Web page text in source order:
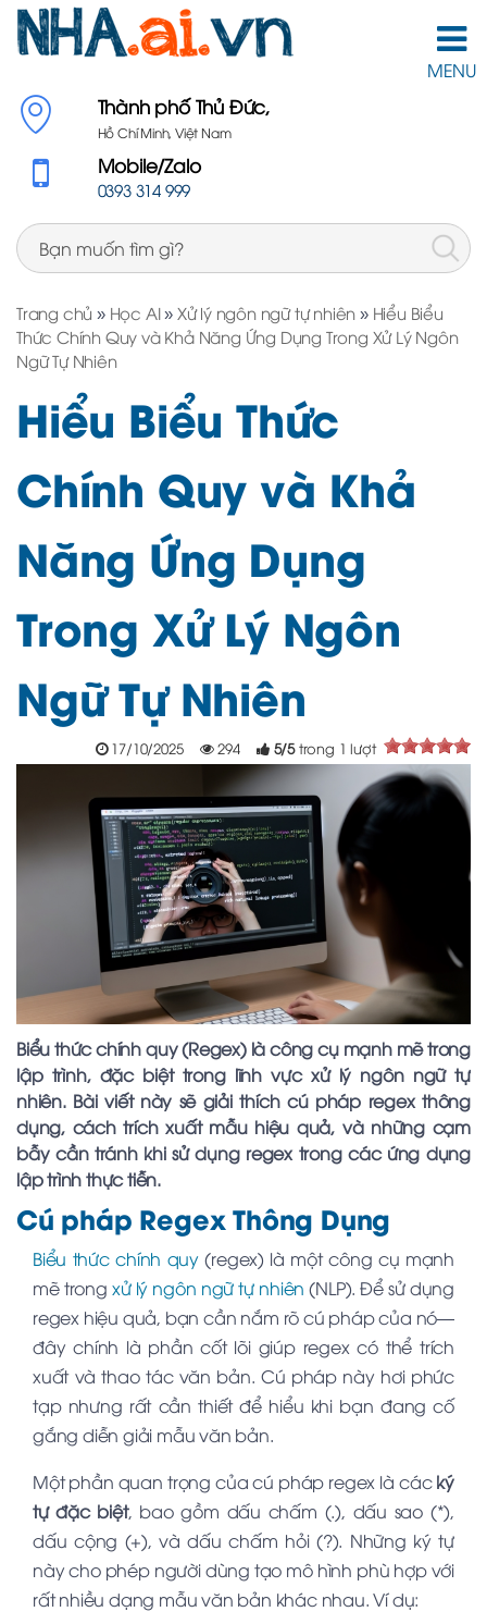
MENU
Thành phố Thủ Đức,
Hồ Chí Minh, Việt Nam
Mobile/Zalo
0393 314 999
Trang chủ » Học AI» Xử lý ngôn ngữ tự nhiên » Hiểu Biểu
Thức Chính Quy và Khả Năng Ứng Dụng Trong Xử Lý Ngôn
Ngữ Tự Nhiên
Hiểu Biểu Thức
Chính Quy và Khả
Năng Ứng Dụng
Trong Xử Lý Ngôn
Ngữ Tự Nhiên
17/10/2025 294 5/5 trong 1 lượt
Biểu thức chính quy (Regex) là công cụ mạnh mẽ trong
lập trình, đặc biệt trong lĩnh vực xử lý ngôn ngữ tự
nhiên. Bài viết này sẽ giải thích cú pháp regex thông
dụng, cách trích xuất mẫu hiệu quả, và những cạm
bẫy cần tránh khi sử dụng regex trong các ứng dụng
lập trình thực tiễn.
Cú pháp Regex Thông Dụng
Biểu thức chính quy (regex) là một công cụ mạnh
mẽ trong xử lý ngôn ngữ tự nhiên (NLP). Để sử dụng
regex hiệu quả, bạn cần nắm rõ cú pháp của nó—
đây chính là phần cốt lõi giúp regex có thể trích
xuất và thao tác văn bản. Cú pháp này hơi phức
tạp nhưng rất cần thiết để hiểu khi bạn đang cố
gắng diễn giải mẫu văn bản.
Một phần quan trọng của cú pháp regex là cácký
tự đặc biệt, bao gồm dấu chấm (.), dấu sao (*),
dấu cộng (+), và dấu chấm hỏi (?). Những ký tự
này cho phép người dùng tạo mô hình phù hợp với
rất nhiều dạng mẫu văn bản khác nhau. Ví dụ: